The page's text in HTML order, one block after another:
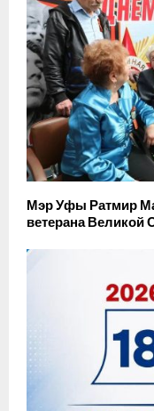
Мэр Уфы Ратмир
ветерана Великой